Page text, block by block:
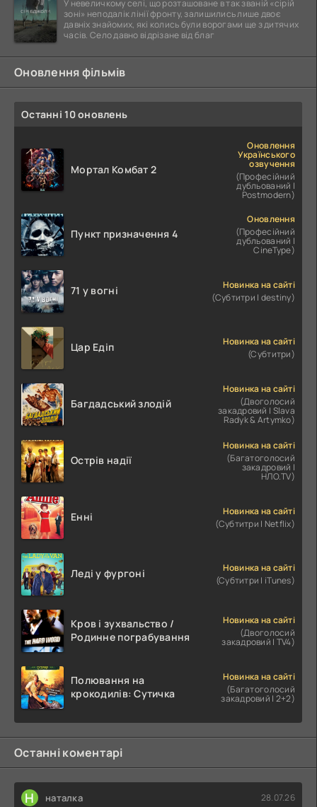
У невеличкому селі, що розташоване в так званій «сірій
зоні» неподалік лінії фронту, залишились лише двоє
давніх знайомих, які колись були ворогами ще з дитячих
часів. Село давно відрізане від благ
Оновлення фільмів
Останні 10 оновлень
Мортал Комбат 2
Оновлення
Українського
озвучення
(Професійний
дубльований |
Postmodern)
Пункт призначення 4
Оновлення
(Професійний
дубльований |
CineType)
71 у вогні
Новинка на сайті
(Субтитри | destiny)
Цар Едіп
Новинка на сайті
(Субтитри)
Багдадський злодій
Новинка на сайті
(Двоголосий
закадровий | Slava
Radyk & Artymko)
Острів надії
Новинка на сайті
(Багатоголосий
закадровий |
НЛО.TV)
Енні
Новинка на сайті
(Субтитри | Netflix)
Леді у фургоні
Новинка на сайті
(Субтитри | iTunes)
Кров і зухвальство /
Родинне пограбування
Новинка на сайті
(Двоголосий
закадровий | TV4)
Полювання на
крокодилів: Сутичка
Новинка на сайті
(Багатоголосий
закадровий | 2+2)
Останні коментарі
Н наталка 28.07.26